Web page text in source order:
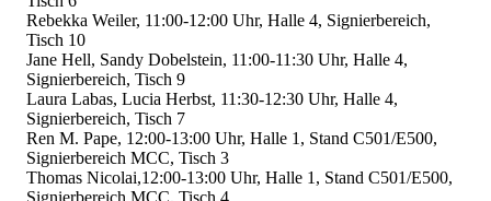
Rebekka Weiler, 11:00-12:00 Uhr, Halle 4, Signierbereich,
Tisch 10
Jane Hell, Sandy Dobelstein, 11:00-11:30 Uhr, Halle 4,
Signierbereich, Tisch 9
Laura Labas, Lucia Herbst, 11:30-12:30 Uhr, Halle 4,
Signierbereich, Tisch 7
Ren M. Pape, 12:00-13:00 Uhr, Halle 1, Stand C501/E500,
Signierbereich MCC, Tisch 3
Thomas Nicolai,12:00-13:00 Uhr, Halle 1, Stand C501/E500,